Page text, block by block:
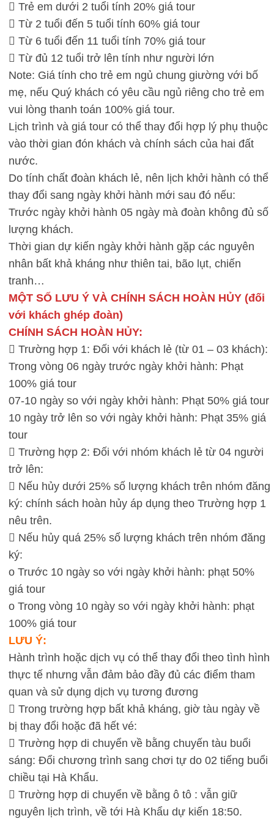
 Trẻ em dưới 2 tuổi tính 20% giá tour
 Từ 2 tuổi đến 5 tuổi tính 60% giá tour
 Từ 6 tuổi đến 11 tuổi tính 70% giá tour
 Từ đủ 12 tuổi trở lên tính như người lớn
Note: Giá tính cho trẻ em ngủ chung giường với bố
mẹ, nếu Quý khách có yêu cầu ngủ riêng cho trẻ em
vui lòng thanh toán 100% giá tour.
Lịch trình và giá tour có thể thay đổi hợp lý phụ thuộc
vào thời gian đón khách và chính sách của hai đất
nước.
Do tính chất đoàn khách lẻ, nên lịch khởi hành có thể
thay đổi sang ngày khởi hành mới sau đó nếu:
Trước ngày khởi hành 05 ngày mà đoàn không đủ số
lượng khách.
Thời gian dự kiến ngày khởi hành gặp các nguyên
nhân bất khả kháng như thiên tai, bão lụt, chiến
tranh…
MỘT SỐ LƯU Ý VÀ CHÍNH SÁCH HOÀN HỦY (đối
với khách ghép đoàn)
CHÍNH SÁCH HOÀN HỦY:
 Trường hợp 1: Đối với khách lẻ (từ 01 – 03 khách):
Trong vòng 06 ngày trước ngày khởi hành: Phạt
100% giá tour
07-10 ngày so với ngày khởi hành: Phạt 50% giá tour
10 ngày trở lên so với ngày khởi hành: Phạt 35% giá
tour
 Trường hợp 2: Đối với nhóm khách lẻ từ 04 người
trở lên:
 Nếu hủy dưới 25% số lượng khách trên nhóm đăng
ký: chính sách hoàn hủy áp dụng theo Trường hợp 1
nêu trên.
 Nếu hủy quá 25% số lượng khách trên nhóm đăng
ký:
o Trước 10 ngày so với ngày khởi hành: phạt 50%
giá tour
o Trong vòng 10 ngày so với ngày khởi hành: phạt
100% giá tour
LƯU Ý:
Hành trình hoặc dịch vụ có thể thay đổi theo tình hình
thực tế nhưng vẫn đảm bảo đầy đủ các điểm tham
quan và sử dụng dịch vụ tương đương
 Trong trường hợp bất khả kháng, giờ tàu ngày về
bị thay đổi hoặc đã hết vé:
 Trường hợp di chuyển về bằng chuyến tàu buổi
sáng: Đổi chương trình sang chơi tự do 02 tiếng buổi
chiều tại Hà Khẩu.
 Trường hợp di chuyển về bằng ô tô : vẫn giữ
nguyên lịch trình, về tới Hà Khẩu dự kiến 18:50.